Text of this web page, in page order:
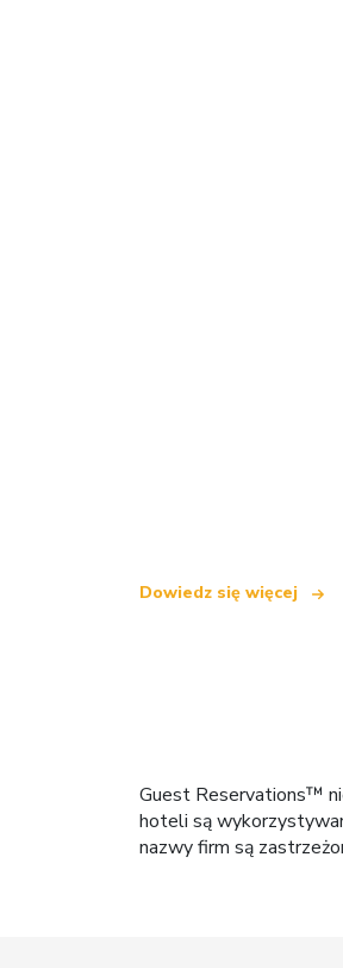
Dowiedz się więcej
Guest Reservations™
hoteli są
nazwy firm są